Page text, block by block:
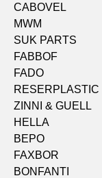
CABOVEL
MWM
SUK PARTS
FABBOF
FADO
RESERPLASTIC
ZINNI & GUELL
HELLA
BEPO
FAXBOR
BONFANTI